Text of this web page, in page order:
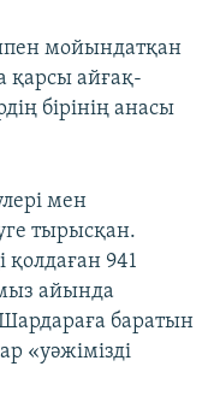
мойындатқан
қарсы айғақ-
бірінің анасы
мен
тырысқан.
қолдаған 941
айында
баратын
«уәжімізді